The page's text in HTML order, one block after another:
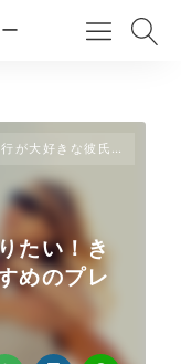
きな彼氏に贈りたい！きっと喜んでもらえるおすすめのプレゼント22選
たい！き
めのプレ